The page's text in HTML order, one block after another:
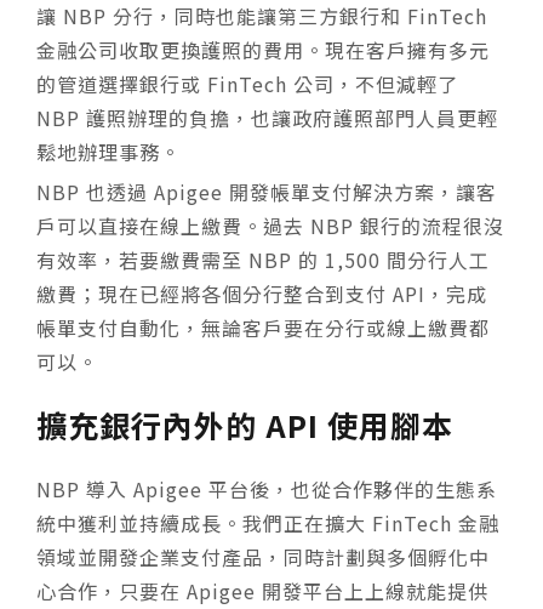
讓 NBP 分行，同時也能讓第三方銀行和 FinTech
金融公司收取更換護照的費用。現在客戶擁有多元
的管道選擇銀行或 FinTech 公司，不但減輕了
NBP 護照辦理的負擔，也讓政府護照部門人員更輕
鬆地辦理事務。
NBP 也透過 Apigee 開發帳單支付解決方案，讓客
戶可以直接在線上繳費。過去 NBP 銀行的流程很沒
有效率，若要繳費需至 NBP 的 1,500 間分行人工
繳費；現在已經將各個分行整合到支付 API，完成
帳單支付自動化，無論客戶要在分行或線上繳費都
可以。
擴充銀行內外的 API 使用腳本
NBP 導入 Apigee 平台後，也從合作夥伴的生態系
統中獲利並持續成長。我們正在擴大 FinTech 金融
領域並開發企業支付產品，同時計劃與多個孵化中
心合作，只要在 Apigee 開發平台上上線就能提供